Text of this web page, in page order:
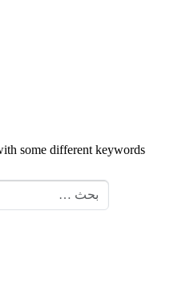
some different keywords.